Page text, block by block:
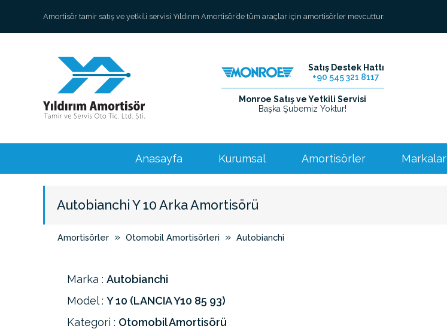
Amortisör tamir satış ve yetkili servisi Yıldırım Amortisör’de tüm araçlar için amortisörler mevcuttur.
Satış Destek Hattı
+90 545 321 8117
Monroe Satış ve Yetkili Servisi
Başka Şubemiz Yoktur!
Anasayfa Kurumsal Amortisörler Markalar
Autobianchi Y 10 Arka Amortisörü
Amortisörler » Otomobil Amortisörleri » Autobianchi
Marka : Autobianchi
Model : Y 10 (LANCIA Y10 85 93)
Kategori : Otomobil Amortisörü